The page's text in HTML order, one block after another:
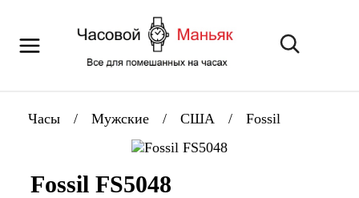
Часы / Мужские / США / Fossil
Fossil FS5048